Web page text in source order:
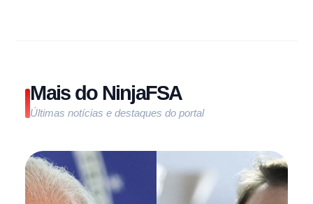
Mais do NinjaFSA
Últimas notícias e destaques do portal